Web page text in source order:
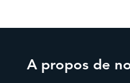
A propos de